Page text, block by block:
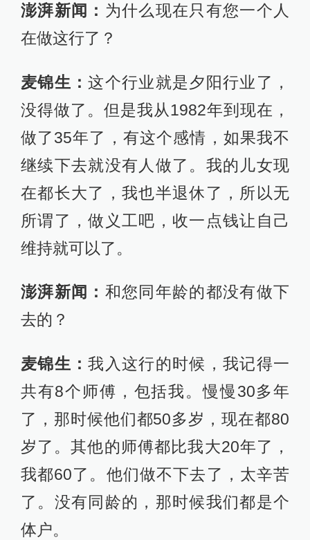
澎湃新闻： 为什么现在只有您一个人
在做这行了？
麦锦生：这个行业就是夕阳行业了，
没得做了。但是我从1982年到现在，
做了35年了，有这个感情，如果我不
继续下去就没有人做了。我的儿女现
在都长大了，我也半退休了，所以无
所谓了，做义工吧，收一点钱让自己
维持就可以了。
澎湃新闻： 和您同年龄的都没有做下
去的？
麦锦生：我入这行的时候，我记得一
共有8个师傅，包括我。慢慢30多年
了，那时候他们都50多岁，现在都80
岁了。其他的师傅都比我大20年了，
我都60了。他们做不下去了，太辛苦
了。没有同龄的，那时候我们都是个
体户。